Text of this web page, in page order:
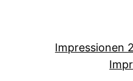
Impressionen